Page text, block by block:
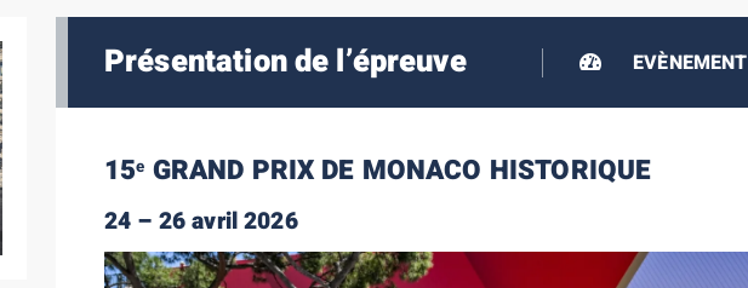
Présentation de l’épreuve EVÈNEMENT
15e GRAND PRIX DE MONACO HISTORIQUE
24 – 26 avril 2026